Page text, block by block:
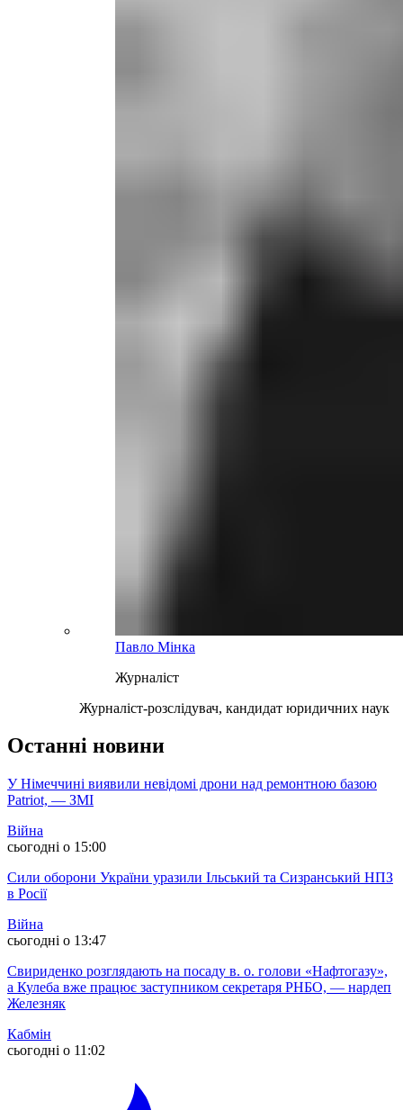
Павло Мінка
Журналіст
Журналіст-розслідувач, кандидат юридичних наук
Останні новини
У Німеччині виявили невідомі дрони над ремонтною базою
Patriot, — ЗМІ
Війна
сьогодні о 15:00
Сили оборони України уразили Ільський та Сизранський НПЗ
в Росії
Війна
сьогодні о 13:47
Свириденко розглядають на посаду в. о. голови «Нафтогазу»,
а Кулеба вже працює заступником секретаря РНБО, — нардеп
Железняк
Кабмін
сьогодні о 11:02